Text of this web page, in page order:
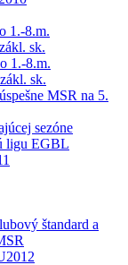
1.-8.m.
sk.
1.-8.m.
sk.
MSR na 5.
sezóne
ligu EGBL
štandard a